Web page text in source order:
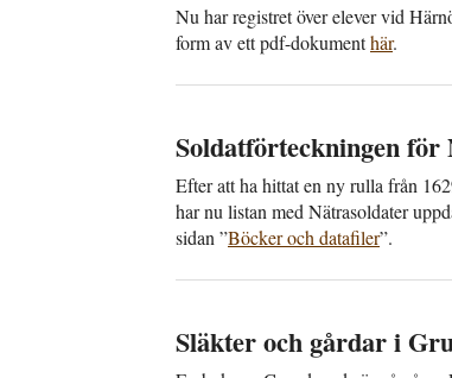
Nu har registret över elever vid
form av ett pdf-dokumenthär.
Soldat­förteckningen
Efter att ha hittat en ny rulla från
har nu listan med Nätrasoldater
sidan ”Böcker och data­filer”.
Släkter och gårdar i